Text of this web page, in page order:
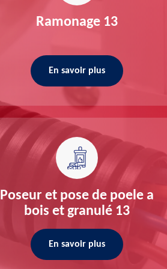
Ramonage 13
En savoir plus
Poseur et pose de poele a
bois et granulé 13
En savoir plus